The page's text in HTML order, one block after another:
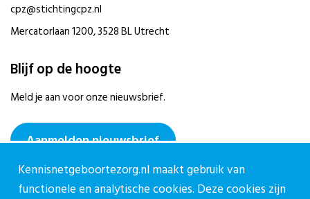
cpz@stichtingcpz.nl
Mercatorlaan 1200, 3528 BL Utrecht
Blijf op de hoogte
Meld je aan voor onze nieuwsbrief.
Aanmelden nieuwsbrief
Kennisnetgeboortezorg.nl maakt gebruik van
functionele en analytische cookies. Deze cookies zijn